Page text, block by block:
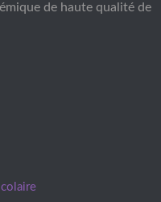
de haute qualité de